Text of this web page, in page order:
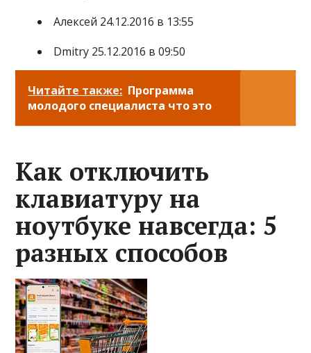
Алексей 24.12.2016 в 13:55
Dmitry 25.12.2016 в 09:50
Читайте также: Программа
молодого специалиста что это
Как отключить
клавиатуру на
ноутбуке навсегда: 5
разных способов